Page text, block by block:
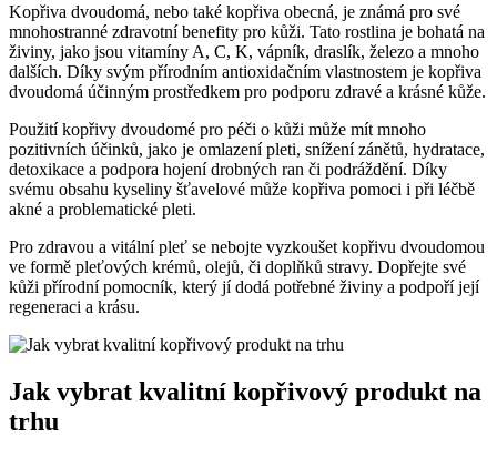
Kopřiva dvoudomá, nebo také kopřiva obecná, je známá pro své
mnohostranné zdravotní benefity pro kůži. Tato rostlina je bohatá na
živiny, jako jsou vitamíny A, C, K, vápník, draslík, železo a mnoho
dalších. Díky svým přírodním antioxidačním vlastnostem je kopřiva
dvoudomá účinným prostředkem pro podporu zdravé a krásné kůže.
Použití kopřivy dvoudomé pro péči o kůži může mít mnoho
pozitivních účinků, jako je omlazení pleti, snížení zánětů, hydratace,
detoxikace a podpora hojení drobných ran či podráždění. Díky
svému obsahu kyseliny šťavelové může kopřiva pomoci i při léčbě
akné a problematické pleti.
Pro zdravou a vitální pleť se nebojte vyzkoušet kopřivu dvoudomou
ve formě pleťových krémů, olejů, či doplňků stravy. Dopřejte své
kůži přírodní pomocník, který jí dodá potřebné živiny a podpoří její
regeneraci a krásu.
Jak vybrat kvalitní kopřivový produkt na
trhu